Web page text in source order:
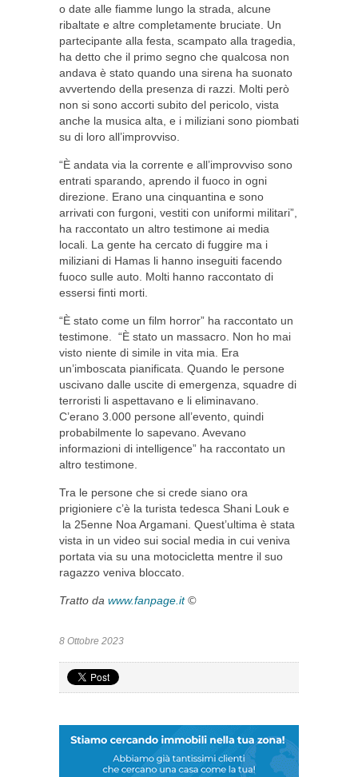
o date alle fiamme lungo la strada, alcune
ribaltate e altre completamente bruciate. Un
partecipante alla festa, scampato alla tragedia,
ha detto che il primo segno che qualcosa non
andava è stato quando una sirena ha suonato
avvertendo della presenza di razzi. Molti però
non si sono accorti subito del pericolo, vista
anche la musica alta, e i miliziani sono piombati
su di loro all’improvviso.
“È andata via la corrente e all’improvviso sono
entrati sparando, aprendo il fuoco in ogni
direzione. Erano una cinquantina e sono
arrivati ​​con furgoni, vestiti con uniformi militari”,
ha raccontato un altro testimone ai media
locali. La gente ha cercato di fuggire ma i
miliziani di Hamas li hanno inseguiti facendo
fuoco sulle auto. Molti hanno raccontato di
essersi finti morti.
“È stato come un film horror” ha raccontato un
testimone. “È stato un massacro. Non ho mai
visto niente di simile in vita mia. Era
un’imboscata pianificata. Quando le persone
uscivano dalle uscite di emergenza, squadre di
terroristi li aspettavano e li eliminavano.
C’erano 3.000 persone all’evento, quindi
probabilmente lo sapevano. Avevano
informazioni di intelligence” ha raccontato un
altro testimone.
Tra le persone che si crede siano ora
prigioniere c’è la turista tedesca Shani Louk e
la 25enne Noa Argamani. Quest’ultima è stata
vista in un video sui social media in cui veniva
portata via su una motocicletta mentre il suo
ragazzo veniva bloccato.
Tratto da www.fanpage.it©
8 Ottobre 2023